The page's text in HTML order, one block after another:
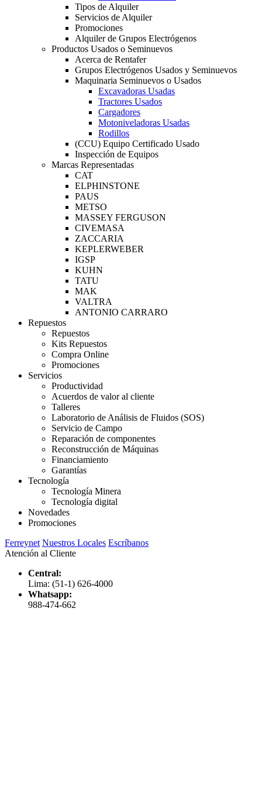
Tipos de Alquiler
Servicios de Alquiler
Promociones
Alquiler de Grupos Electrógenos
Productos Usados o Seminuevos
Acerca de Rentafer
Grupos Electrógenos Usados y Seminuevos
Maquinaria Seminuevos o Usados
Excavadoras Usadas
Tractores Usados
Cargadores
Motoniveladoras Usadas
Rodillos
(CCU) Equipo Certificado Usado
Inspección de Equipos
Marcas Representadas
CAT
ELPHINSTONE
PAUS
METSO
MASSEY FERGUSON
CIVEMASA
ZACCARIA
KEPLERWEBER
IGSP
KUHN
TATU
MAK
VALTRA
ANTONIO CARRARO
Repuestos
Repuestos
Kits Repuestos
Compra Online
Promociones
Servicios
Productividad
Acuerdos de valor al cliente
Talleres
Laboratorio de Análisis de Fluidos (SOS)
Servicio de Campo
Reparación de componentes
Reconstrucción de Máquinas
Financiamiento
Garantías
Tecnología
Tecnología Minera
Tecnología digital
Novedades
Promociones
Ferreynet Nuestros Locales Escríbanos
Atención al Cliente
Central:
Lima: (51-1) 626-4000
Whatsapp:
988-474-662